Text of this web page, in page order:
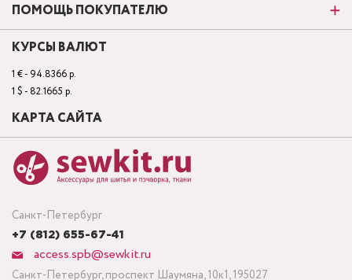
Санкт-Петербург
+7 (812) 655-67-41
access.spb@sewkit.ru
Санкт-Петербург, проспект Шаумяна, 10к1, 195027
ПОМОЩЬ ПОКУПАТЕЛЮ
КУРСЫ ВАЛЮТ
1 € - 94.8366 р.
1 $ - 82.1665 р.
КАРТА САЙТА